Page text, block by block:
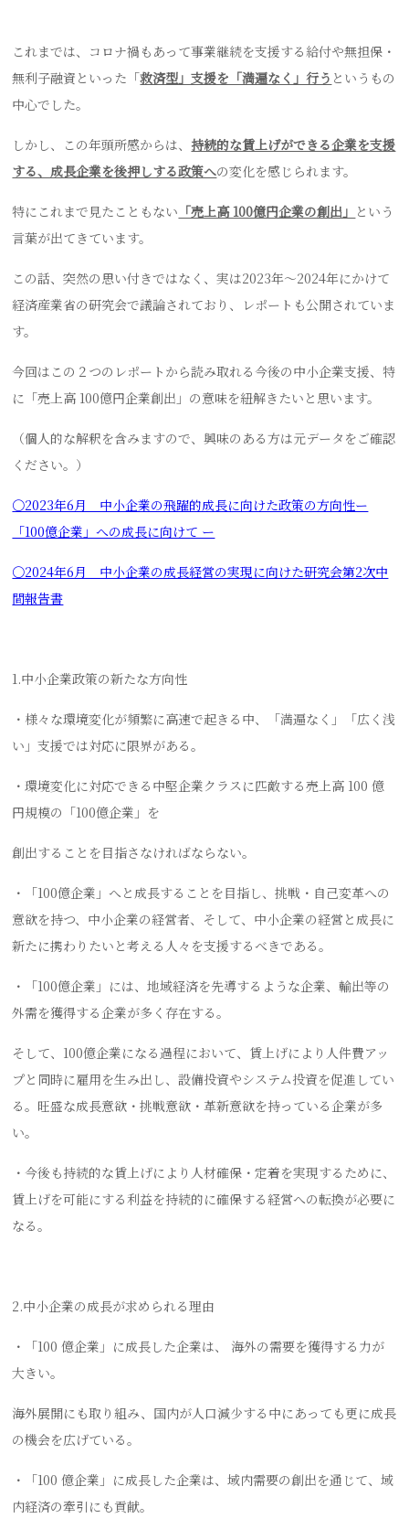
これまでは、コロナ禍もあって事業継続を支援する給付や無担保・
無利子融資といった「救済型」支援を「満遍なく」行う というもの
中心でした。
しかし、この年頭所感からは、持続的な賃上げができる企業を支援
する、成長企業を後押しする政策への変化を感じられます。
特にこれまで見たこともない 「売上高 100億円企業の創出」 という
言葉が出てきています。
この話、突然の思い付きではなく、実は2023年～2024年にかけて
経済産業省の研究会で議論されており、レポートも公開されていま
す。
今回はこの２つのレポートから読み取れる今後の中小企業支援、特
に「売上高 100億円企業創出」の意味を紐解きたいと思います。
（個人的な解釈を含みますので、興味のある方は元データをご確認
ください。）
〇2023年6月 中小企業の飛躍的成長に向けた政策の方向性ー
「100億企業」への成長に向けて ー
〇2024年6月 中小企業の成長経営の実現に向けた研究会第2次中
間報告書
1.中小企業政策の新たな方向性
・様々な環境変化が頻繁に高速で起きる中、「満遍なく」「広く浅
い」支援では対応に限界がある。
・環境変化に対応できる中堅企業クラスに匹敵する売上高 100 億
円規模の「100億企業」を
創出することを目指さなければならない。
・「100億企業」へと成長することを目指し、挑戦・自己変革への
意欲を持つ、中小企業の経営者、そして、中小企業の経営と成長に
新たに携わりたいと考える人々を支援するべきである。
・「100億企業」には、地域経済を先導するような企業、輸出等の
外需を獲得する企業が多く存在する。
そして、100億企業になる過程において、賃上げにより人件費アッ
プと同時に雇用を生み出し、設備投資やシステム投資を促進してい
る。旺盛な成長意欲・挑戦意欲・革新意欲を持っている企業が多
い。
・今後も持続的な賃上げにより人材確保・定着を実現するために、
賃上げを可能にする利益を持続的に確保する経営への転換が必要に
なる。
2.中小企業の成長が求められる理由
・「100 億企業」に成長した企業は、 海外の需要を獲得する力が
大きい。
海外展開にも取り組み、国内が人口減少する中にあっても更に成長
の機会を広げている。
・「100 億企業」に成長した企業は、域内需要の創出を通じて、域
内経済の牽引にも貢献。